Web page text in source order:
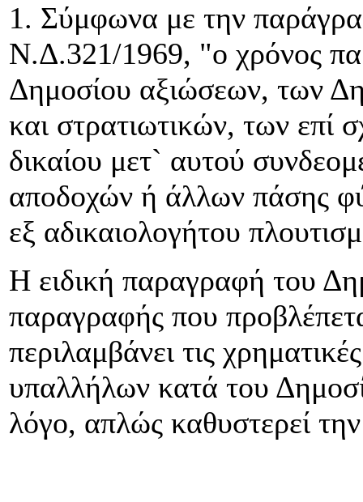
1. Σύμφωνα με την
Ν.Δ.321/1969, "ο χρόνος
Δημοσίου αξιώσεων, των
και στρατιωτικών, των επί
δικαίου μετ` αυτού
αποδοχών ή άλλων πάσης
εξ αδικαιολογήτου
Η ειδική παραγραφή του
παραγραφής που
περιλαμβάνει τις
υπαλλήλων κατά του
λόγο, απλώς καθυστερεί